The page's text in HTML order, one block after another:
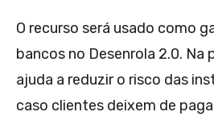
O recurso será usado como
bancos no Desenrola 2.0. Na
ajuda a reduzir o risco das
caso clientes deixem de